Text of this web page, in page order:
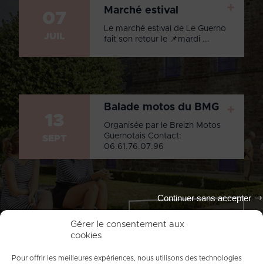
Gérer le consentement aux
cookies
Pour offrir les meilleures expériences, nous utilisons des technologies
Continuer sans accepter
Marché estival
Le marché estival de Le Guerno
fait son retour le 📌mardi ...
Balade motos du BMG
Organisée par le Breizh Motos
Guernotais Contact:
06.61.76.07.96